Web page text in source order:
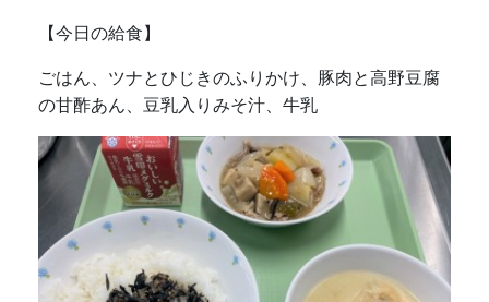
【今日の給食】
ごはん、ツナとひじきのふりかけ、豚肉と高野豆腐
の甘酢あん、豆乳入りみそ汁、牛乳